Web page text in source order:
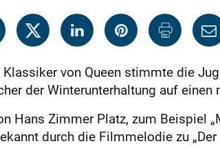
Klassiker von Queen stimmte die
der Winterunterhaltung auf
Hans Zimmer Platz, zum Beispiel
durch die Filmmelodie zu „Der